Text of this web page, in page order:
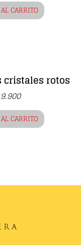
CARRITO
cristales rotos
CARRITO